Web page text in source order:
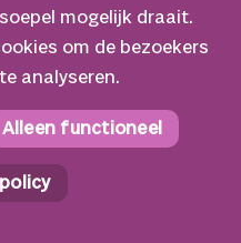
mogelijk draait.
om de bezoekers
analyseren.
Alleen functioneel